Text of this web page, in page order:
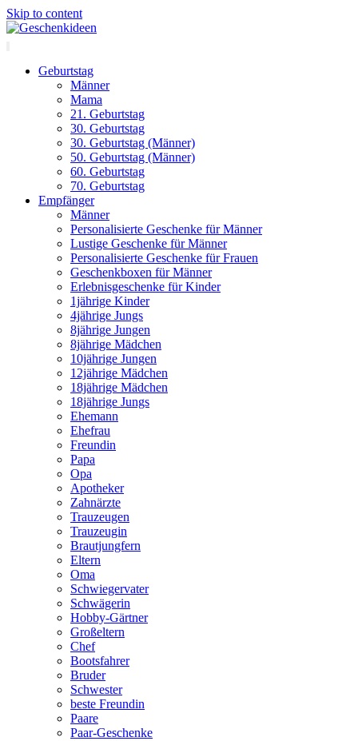
Skip to content
Geburtstag
Männer
Mama
21. Geburtstag
30. Geburtstag
30. Geburtstag (Männer)
50. Geburtstag (Männer)
60. Geburtstag
70. Geburtstag
Empfänger
Männer
Personalisierte Geschenke für Männer
Lustige Geschenke für Männer
Personalisierte Geschenke für Frauen
Geschenkboxen für Männer
Erlebnisgeschenke für Kinder
1jährige Kinder
4jährige Jungs
8jährige Jungen
8jährige Mädchen
10jährige Jungen
12jährige Mädchen
18jährige Mädchen
18jährige Jungs
Ehemann
Ehefrau
Freundin
Papa
Opa
Apotheker
Zahnärzte
Trauzeugen
Trauzeugin
Brautjungfern
Eltern
Oma
Schwiegervater
Schwägerin
Hobby-Gärtner
Großeltern
Chef
Bootsfahrer
Bruder
Schwester
beste Freundin
Paare
Paar-Geschenke